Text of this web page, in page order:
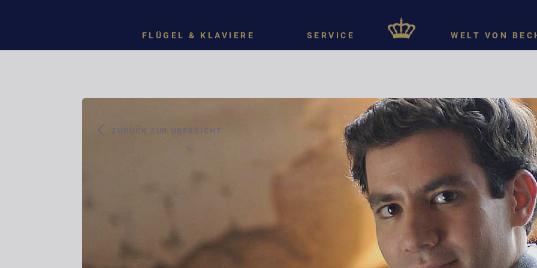
FLÜGEL & KLAVIERE SERVICE WELT VON
ZURÜCK ZUR ÜBERSICHT